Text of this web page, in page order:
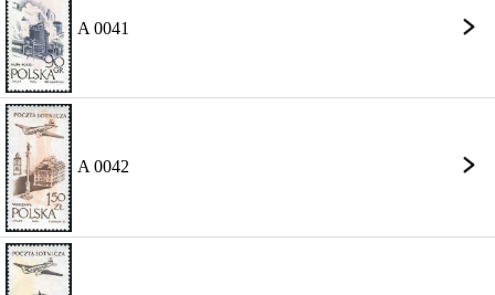
A 0041
A 0042